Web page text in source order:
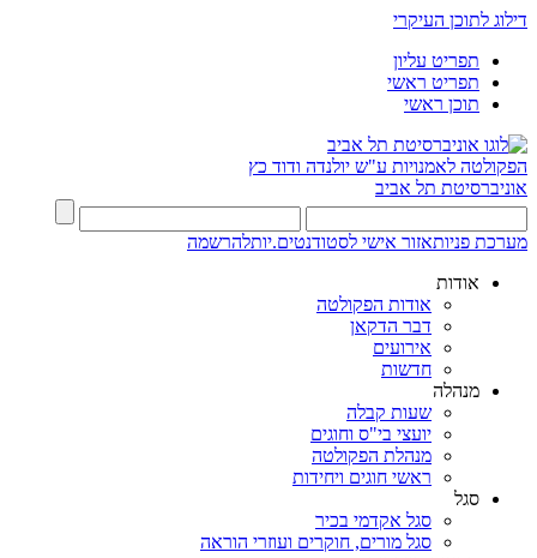
דילוג לתוכן העיקרי
תפריט עליון
תפריט ראשי
תוכן ראשי
הפקולטה לאמנויות ע"ש יולנדה ודוד כץ
אוניברסיטת תל אביב
מערכת פניותאזור אישי לסטודנטים.יותלהרשמה
אודות
אודות הפקולטה
דבר הדקאן
אירועים
חדשות
מנהלה
שעות קבלה
יועצי בי"ס וחוגים
מנהלת הפקולטה
ראשי חוגים ויחידות
סגל
סגל אקדמי בכיר
סגל מורים, חוקרים ועוזרי הוראה